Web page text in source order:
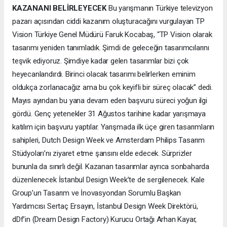
KAZANANI BELİRLEYECEKBu yarışmanın Türkiye televizyon
pazarı açısından ciddi kazanım oluşturacağını vurgulayan TP
Vision Türkiye Genel Müdürü Faruk Kocabaş, “TP Vision olarak
tasarımı yeniden tanımladık. Şimdi de geleceğin tasarımcılarını
teşvik ediyoruz. Şimdiye kadar gelen tasarımlar bizi çok
heyecanlandırdı. Birinci olacak tasarımı belirlerken eminim
oldukça zorlanacağız ama bu çok keyifli bir süreç olacak” dedi.
Mayıs ayından bu yana devam eden başvuru süreci yoğun ilgi
gördü. Genç yetenekler 31 Ağustos tarihine kadar yarışmaya
katılım için başvuru yaptılar. Yarışmada ilk üçe giren tasarımların
sahipleri, Dutch Design Week ve Amsterdam Philips Tasarım
Stüdyoları’nı ziyaret etme şansını elde edecek. Sürprizler
bununla da sınırlı değil. Kazanan tasarımlar ayrıca sonbaharda
düzenlenecek İstanbul Design Week’te de sergilenecek. Kale
Group’un Tasarım ve İnovasyondan Sorumlu Başkan
Yardımcısı Sertaç Ersayın, İstanbul Design Week Direktörü,
dDf’in (Dream Design Factory) Kurucu Ortağı Arhan Kayar,